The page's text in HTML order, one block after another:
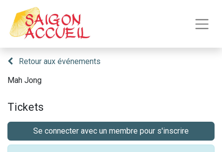
Retour aux événements
Mah Jong
Tickets
Se connecter avec un membre pour s'inscrire